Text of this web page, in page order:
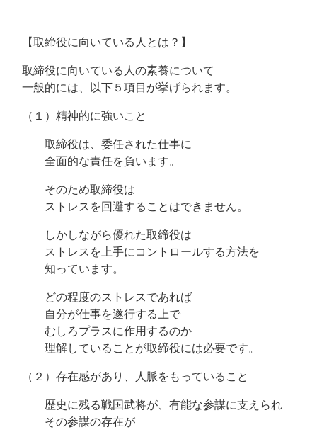
【取締役に向いている人とは？】
取締役に向いている人の素養について
一般的には、以下５項目が挙げられます。
（１）精神的に強いこと
取締役は、委任された仕事に
全面的な責任を負います。
そのため取締役は
ストレスを回避することはできません。
しかしながら優れた取締役は
ストレスを上手にコントロールする方法を
知っています。
どの程度のストレスであれば
自分が仕事を遂行する上で
むしろプラスに作用するのか
理解していることが取締役には必要です。
（２）存在感があり、人脈をもっていること
歴史に残る戦国武将が、有能な参謀に支えられ
その参謀の存在が